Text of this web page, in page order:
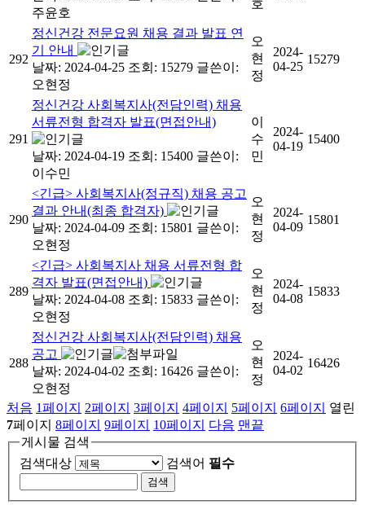
주윤호
호
292
정신건강 전문요원 채용 결과 발표 연
기 안내
날짜: 2024-04-25 조회: 15279 글쓴이:
오현정
오
현
정
2024-
04-25
15279
291
정신건강 사회복지사(전담인력) 채용
서류전형 합격자 발표(면접안내)
날짜: 2024-04-19 조회: 15400 글쓴이:
이수민
이
수
민
2024-
04-19
15400
290
<긴급> 사회복지사(정규직) 채용 공고
결과 안내(최종 합격자)
날짜: 2024-04-09 조회: 15801 글쓴이:
오현정
오
현
정
2024-
04-09
15801
289
<긴급> 사회복지사 채용 서류전형 합
격자 발표(면접안내)
날짜: 2024-04-08 조회: 15833 글쓴이:
오현정
오
현
정
2024-
04-08
15833
288
정신건강 사회복지사(전담인력) 채용
공고
날짜: 2024-04-02 조회: 16426 글쓴이:
오현정
오
현
정
2024-
04-02
16426
처음 1페이지 2페이지 3페이지 4페이지 5페이지 6페이지
열린
7페이지 8페이지 9페이지 10페이지 다음 맨끝
게시물 검색
검색대상
검색어 필수